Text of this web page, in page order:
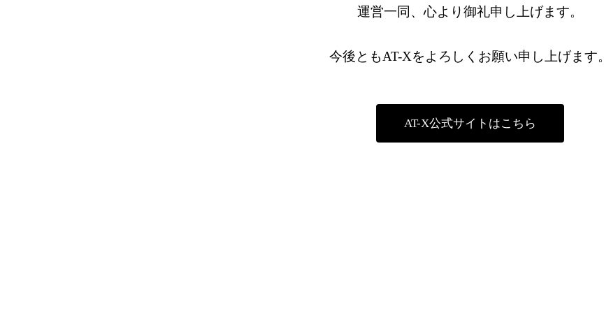
運営一同、心より御礼申し上げます。
今後ともAT-Xをよろしくお願い申し上げます。
AT-X公式サイトはこちら